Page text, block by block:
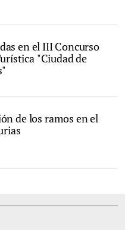
en el III Concurso
"Ciudad de
de los ramos en el